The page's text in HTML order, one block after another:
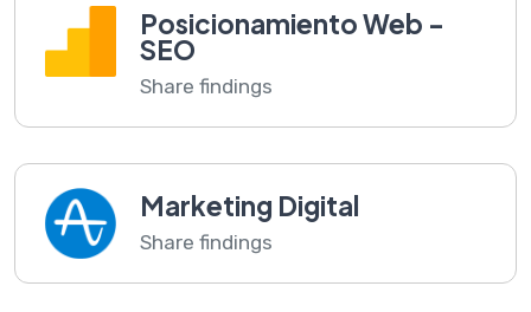
Posicionamiento Web -
SEO
Share findings
Marketing Digital
Share findings